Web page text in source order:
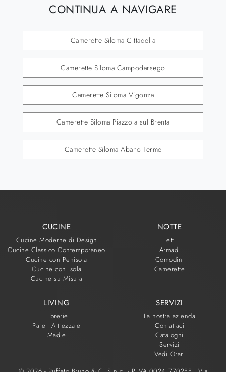
CONTINUA A NAVIGARE
Camerette Siloma Cittadella
Camerette Siloma Campodarsego
Camerette Siloma Vigonza
Camerette Siloma Piazzola sul Brenta
Camerette Siloma Abano Terme
CUCINE
Cucine Moderne di Design
Cucine Classico Contemporaneo
Cucine con Penisola
Cucine con Isola
Cucine su Misura
NOTTE
Letti
Armadi
Comodini
Camerette
LIVING
Librerie
Pareti Attrezzate
Madie
SERVIZI
La nostra azienda
Contattaci
Cataloghi
Servizi
Vedi Orari